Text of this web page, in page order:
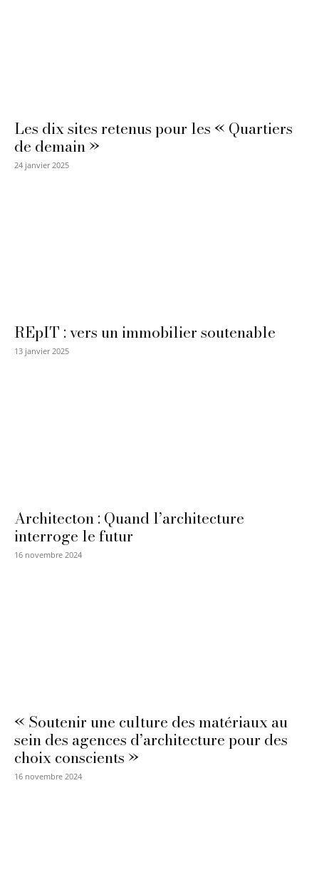
Les dix sites retenus pour les « Quartiers
de demain »
24 janvier 2025
REpIT : vers un immobilier soutenable
13 janvier 2025
Architecton : Quand l’architecture
interroge le futur
16 novembre 2024
« Soutenir une culture des matériaux au
sein des agences d’architecture pour des
choix conscients »
16 novembre 2024